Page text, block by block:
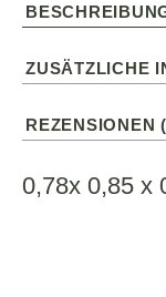
ZUSÄTZLICHE
REZENSIONEN
0,78x 0,85 x